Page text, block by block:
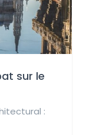
sur le
: